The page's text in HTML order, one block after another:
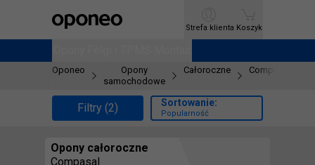
Ctrl M
Strefa klienta
Strefa klienta Koszyk
Koszyk
Oponeo
Opony
samochodowe
Całoroczne Compasal
Filtry (2) Sortowanie:
Popularność
Opony całoroczne
Compasal